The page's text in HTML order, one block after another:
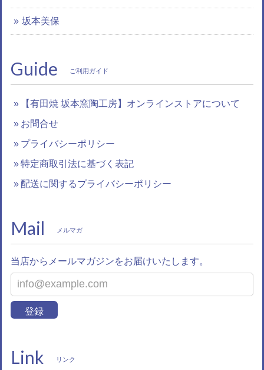
坂本美保
Guide ご利用ガイド
【有田焼 坂本窯陶工房】オンラインストアについて
お問合せ
プライバシーポリシー
特定商取引法に基づく表記
配送に関するプライバシーポリシー
Mail メルマガ
当店からメールマガジンをお届けいたします。
登録
Link リンク